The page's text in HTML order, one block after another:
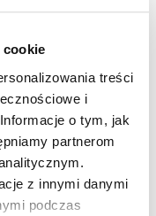
treści
i
o tym, jak
partnerom
z innymi danymi
podczas
0na 5
opcje